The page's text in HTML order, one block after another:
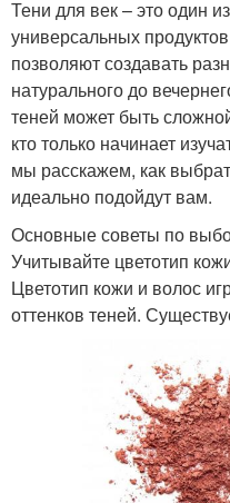
Тени для век – это один
универсальных
позволяют создавать
натурального до
теней может быть
кто только начинает
мы расскажем, как
идеально подойдут вам.
Основные советы по
Учитывайте цветотип
Цветотип кожи и волос
оттенков теней.